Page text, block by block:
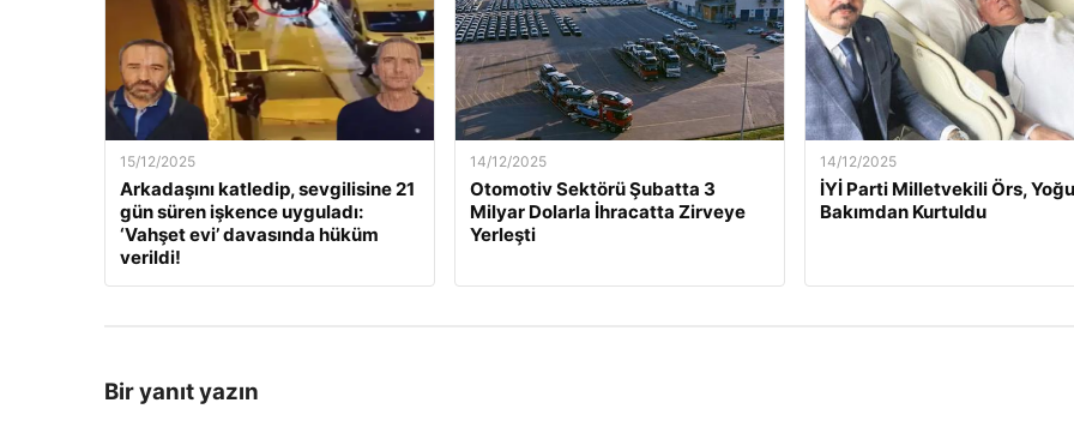
15/12/2025
Arkadaşını katledip, sevgilisine 21
gün süren işkence uyguladı:
‘Vahşet evi’ davasında hüküm
verildi!
14/12/2025
Otomotiv Sektörü Şubatta 3
Milyar Dolarla İhracatta Zirveye
Yerleşti
14/12/2025
İYİ Parti Milletvekili Örs,
Bakımdan Kurtuldu
Bir yanıt yazın